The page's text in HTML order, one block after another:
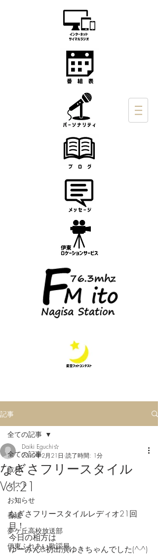
記事
全ての記事
取材
ゲスト
お知らせ
番組
夢ケ丘高校放送部
伊東ふれあい歌謡局
全ての記事
なぎさフリースタイル
Vol.21
Daiki Eguchi☆
2019年2月21日 読了時間: 1分
なぎさフリースタイルレディオ21回
目！
今日の相方は
ゆーみん&初出演ゆきちゃんでした(^-^)